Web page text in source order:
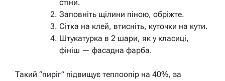
стіни.
Заповніть щілини піною, обріжте.
Сітка на клей, втисніть, куточки на кути.
Штукатурка в 2 шари, як у класиці,
фініш — фасадна фарба.
Такий “пиріг” підвищує теплоопір на 40%, за